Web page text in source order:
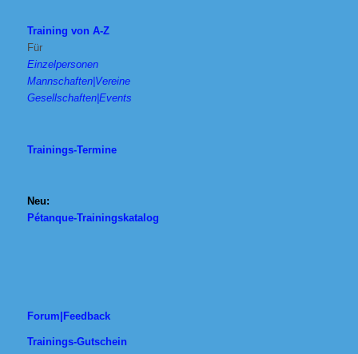
Training von A-Z
Für
Einzelpersonen
Mannschaften|Vereine
Gesellschaften|Events
Trainings-Termine
Neu:
Pétanque-Trainingskatalog
Forum|Feedback
Trainings-Gutschein